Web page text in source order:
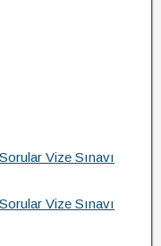
Vize Sınavı
Vize Sınavı